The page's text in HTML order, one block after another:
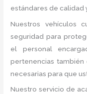
estándares de calidad
Nuestros vehículos
seguridad para
el personal
pertenencias también
necesarias para que
Nuestro servicio de